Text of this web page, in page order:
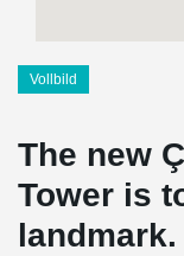
Vollbild
The new
Tower is